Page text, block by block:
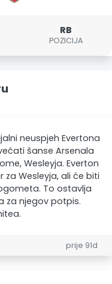
RB
POZICIJA
neuspjeh Evertona
šanse Arsenala
Wesleyja. Everton
Wesleyja, ali će biti
To ostavlja
za njegov potpis.
prije 91d